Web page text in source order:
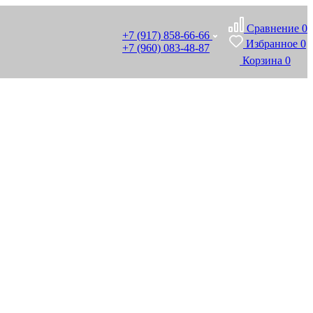
+7 (917) 858-66-66
+7 (960) 083-48-87
Сравнение 0
Избранное 0
Корзина 0